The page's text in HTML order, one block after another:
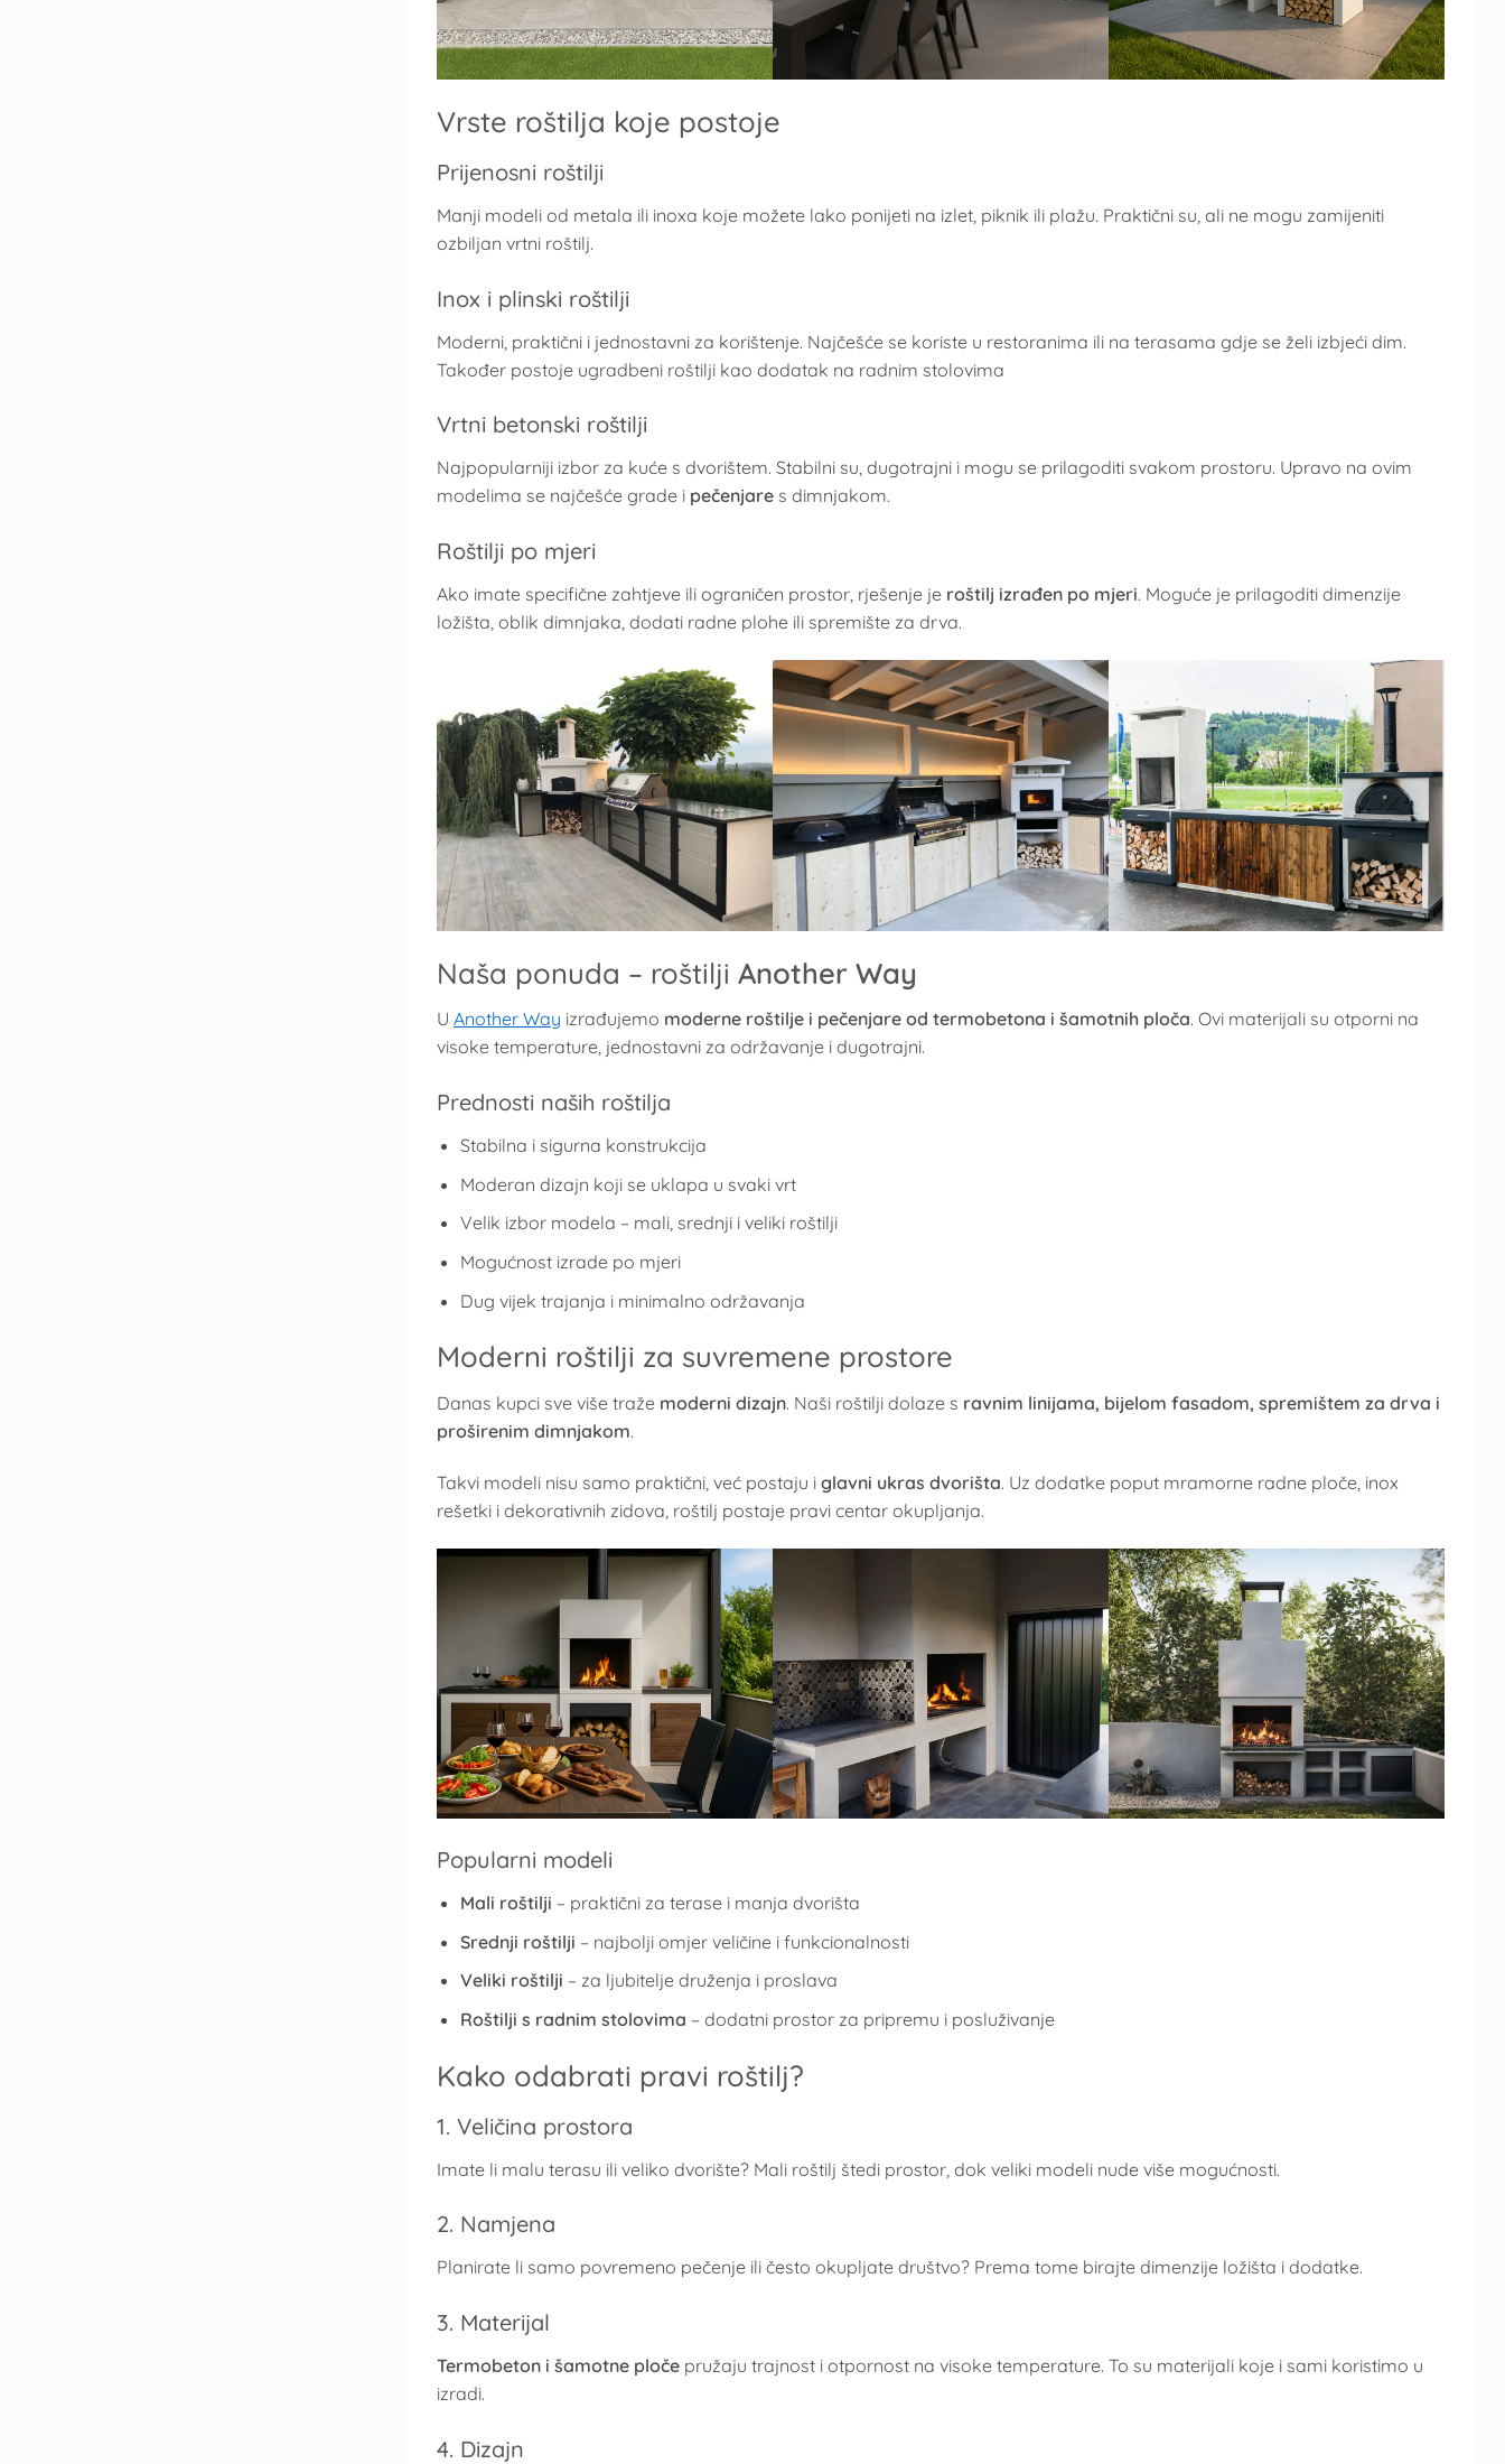
Vrste roštilja koje postoje
Prijenosni roštilji
Manji modeli od metala ili inoxa koje možete lako ponijeti na izlet, piknik ili plažu. Praktični su, ali ne mogu zamijeniti
ozbiljan vrtni roštilj.
Inox i plinski roštilji
Moderni, praktični i jednostavni za korištenje. Najčešće se koriste u restoranima ili na terasama gdje se želi izbjeći dim.
Također postoje ugradbeni roštilji kao dodatak na radnim stolovima
Vrtni betonski roštilji
Najpopularniji izbor za kuće s dvorištem. Stabilni su, dugotrajni i mogu se prilagoditi svakom prostoru. Upravo na ovim
modelima se najčešće grade i pečenjare s dimnjakom.
Roštilji po mjeri
Ako imate specifične zahtjeve ili ograničen prostor, rješenje je roštilj izrađen po mjeri. Moguće je prilagoditi dimenzije
ložišta, oblik dimnjaka, dodati radne plohe ili spremište za drva.
Naša ponuda – roštilji Another Way
U Another Way izrađujemo moderne roštilje i pečenjare od termobetona i šamotnih ploča. Ovi materijali su otporni na
visoke temperature, jednostavni za održavanje i dugotrajni.
Prednosti naših roštilja
Stabilna i sigurna konstrukcija
Moderan dizajn koji se uklapa u svaki vrt
Velik izbor modela – mali, srednji i veliki roštilji
Mogućnost izrade po mjeri
Dug vijek trajanja i minimalno održavanja
Moderni roštilji za suvremene prostore
Danas kupci sve više traže moderni dizajn. Naši roštilji dolaze s ravnim linijama, bijelom fasadom, spremištem za drva i
proširenim dimnjakom.
Takvi modeli nisu samo praktični, već postaju i glavni ukras dvorišta. Uz dodatke poput mramorne radne ploče, inox
rešetki i dekorativnih zidova, roštilj postaje pravi centar okupljanja.
Popularni modeli
Mali roštilji – praktični za terase i manja dvorišta
Srednji roštilji – najbolji omjer veličine i funkcionalnosti
Veliki roštilji – za ljubitelje druženja i proslava
Roštilji s radnim stolovima – dodatni prostor za pripremu i posluživanje
Kako odabrati pravi roštilj?
1. Veličina prostora
Imate li malu terasu ili veliko dvorište? Mali roštilj štedi prostor, dok veliki modeli nude više mogućnosti.
2. Namjena
Planirate li samo povremeno pečenje ili često okupljate društvo? Prema tome birajte dimenzije ložišta i dodatke.
3. Materijal
Termobeton i šamotne ploče pružaju trajnost i otpornost na visoke temperature. To su materijali koje i sami koristimo u
izradi.
4. Dizajn